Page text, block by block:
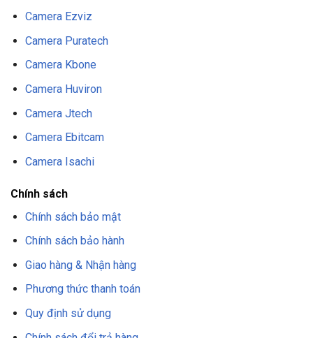
Camera Ezviz
Camera Puratech
Camera Kbone
Camera Huviron
Camera Jtech
Camera Ebitcam
Camera Isachi
Chính sách
Chính sách bảo mật
Chính sách bảo hành
Giao hàng & Nhận hàng
Phương thức thanh toán
Quy định sử dụng